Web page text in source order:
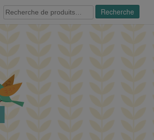
Recherche
pour :
Recherche